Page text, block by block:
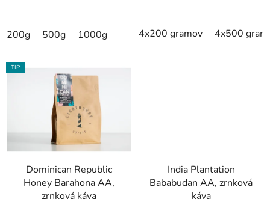
200g 500g 1000g 4x200 gramov 4x500
TIP
Dominican Republic
Honey Barahona AA,
zrnková káva
India Plantation
Bababudan AA, zrnková
káva